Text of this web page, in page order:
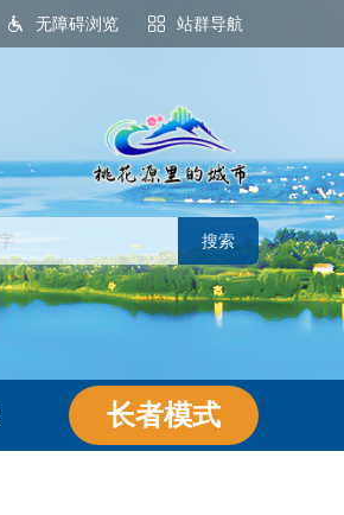
无障碍浏览 站群导航
桃花源里的城市
长者模式